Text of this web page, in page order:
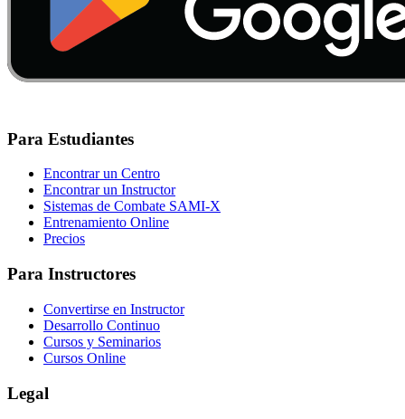
Para Estudiantes
Encontrar un Centro
Encontrar un Instructor
Sistemas de Combate SAMI-X
Entrenamiento Online
Precios
Para Instructores
Convertirse en Instructor
Desarrollo Continuo
Cursos y Seminarios
Cursos Online
Legal